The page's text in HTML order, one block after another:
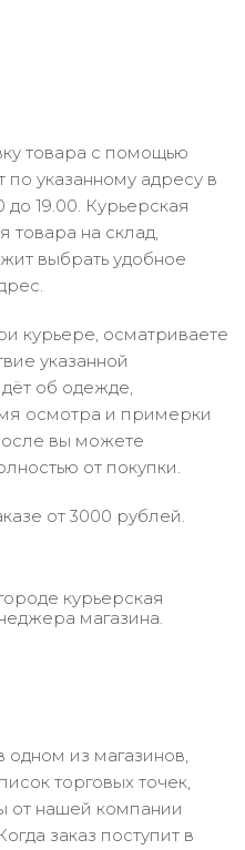
товара с помощью
по указанному адресу в
до 19.00. Курьерская
товара на склад,
выбрать удобное
курьере, осматриваете
указанной
об одежде,
осмотра и примерки
вы можете
от покупки.
от 3000 рублей.
курьерская
магазина.
одном из магазинов,
торговых точек,
от нашей компании
заказ поступит в